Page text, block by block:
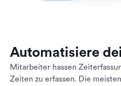
Automatisiere
Mitarbeiter hassen
Zeiten zu erfassen. Die